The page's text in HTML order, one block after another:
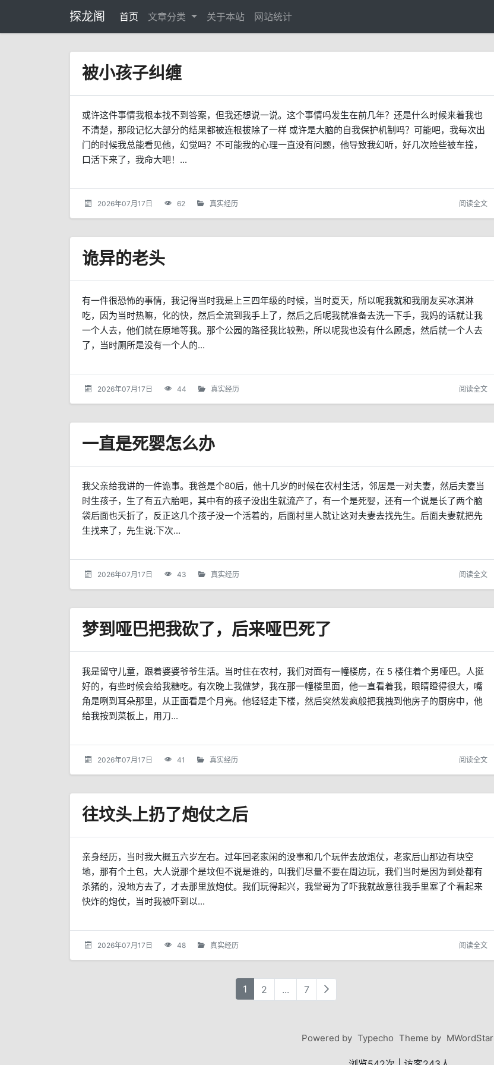
探龙阁 首页 文章分类 关于本站 网站统计
被小孩子纠缠
或许这件事情我根本找不到答案，但我还想说一说。这个事情吗发生在前几年？还是什么时候来着我也
不清楚，那段记忆大部分的结果都被连根拔除了一样 或许是大脑的自我保护机制吗？可能吧，我每次出
门的时候我总能看见他，幻觉吗？不可能我的心理一直没有问题，他导致我幻听，好几次险些被车撞，
口活下来了，我命大吧！...
2026年07月17日 62 真实经历 阅读全文
诡异的老头
有一件很恐怖的事情，我记得当时我是上三四年级的时候，当时夏天，所以呢我就和我朋友买冰淇淋
吃，因为当时热嘛，化的快，然后全流到我手上了，然后之后呢我就准备去洗一下手，我妈的话就让我
一个人去，他们就在原地等我。那个公园的路径我比较熟，所以呢我也没有什么顾虑，然后就一个人去
了，当时厕所是没有一个人的...
2026年07月17日 44 真实经历 阅读全文
一直是死婴怎么办
我父亲给我讲的一件诡事。我爸是个80后，他十几岁的时候在农村生活，邻居是一对夫妻，然后夫妻当
时生孩子，生了有五六胎吧，其中有的孩子没出生就流产了，有一个是死婴，还有一个说是长了两个脑
袋后面也夭折了，反正这几个孩子没一个活着的，后面村里人就让这对夫妻去找先生。后面夫妻就把先
生找来了，先生说:下次...
2026年07月17日 43 真实经历 阅读全文
梦到哑巴把我砍了，后来哑巴死了
我是留守儿童，跟着婆婆爷爷生活。当时住在农村，我们对面有一幢楼房，在 5 楼住着个男哑巴。人挺
好的，有些时候会给我糖吃。有次晚上我做梦，我在那一幢楼里面，他一直看着我，眼睛瞪得很大，嘴
角是咧到耳朵那里，从正面看是个月亮。他轻轻走下楼，然后突然发疯般把我拽到他房子的厨房中，他
给我按到菜板上，用刀...
2026年07月17日 41 真实经历 阅读全文
往坟头上扔了炮仗之后
亲身经历，当时我大概五六岁左右。过年回老家闲的没事和几个玩伴去放炮仗，老家后山那边有块空
地，那有个土包，大人说那个是坟但不说是谁的，叫我们尽量不要在周边玩，我们当时是因为到处都有
杀猪的，没地方去了，才去那里放炮仗。我们玩得起兴，我堂哥为了吓我就故意往我手里塞了个看起来
快炸的炮仗，当时我被吓到以...
2026年07月17日 48 真实经历 阅读全文
1 2 ... 7
Powered by Typecho Theme by MWordStar